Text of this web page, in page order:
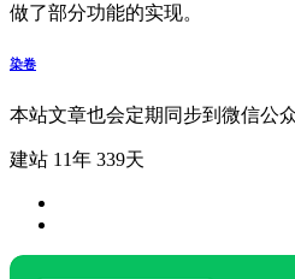
做了部分功能的实现。
染卷
本站文章也会定期同步到微信公
建站 11年 339天